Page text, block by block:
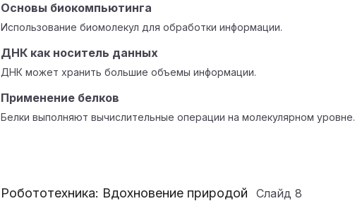
Основы биокомпьютинга
Использование биомолекул для обработки информации.
ДНК как носитель данных
ДНК может хранить большие объемы информации.
Применение белков
Белки выполняют вычислительные операции на молекулярном уровне.
Робототехника: Вдохновение природой Слайд 8